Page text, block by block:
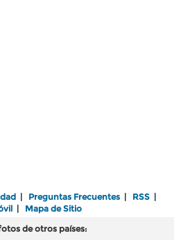
| Preguntas Frecuentes | RSS |
| Mapa de Sitio
de otros países: